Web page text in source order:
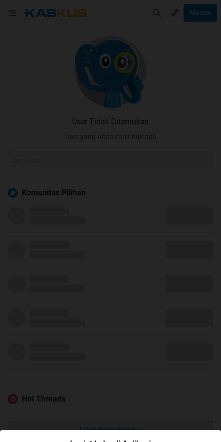
Masuk
User Tidak Ditemukan
User yang Anda cari tidak ada
Komunitas Pilihan
Hot Threads
Lihat Selengkapnya